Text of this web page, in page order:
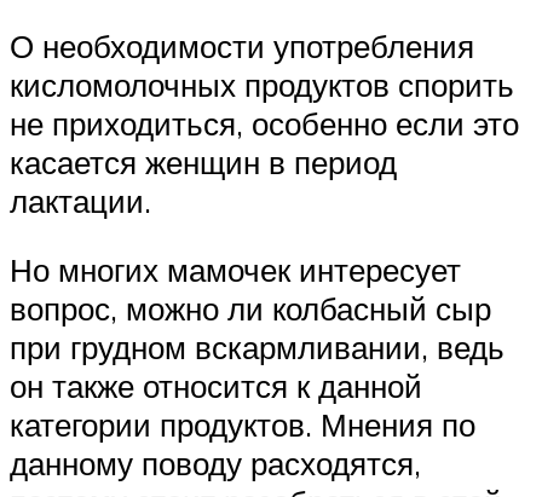
О необходимости употребления
кисломолочных продуктов спорить
не приходиться, особенно если это
касается женщин в период
лактации.
Но многих мамочек интересует
вопрос, можно ли колбасный сыр
при грудном вскармливании, ведь
он также относится к данной
категории продуктов. Мнения по
данному поводу расходятся,